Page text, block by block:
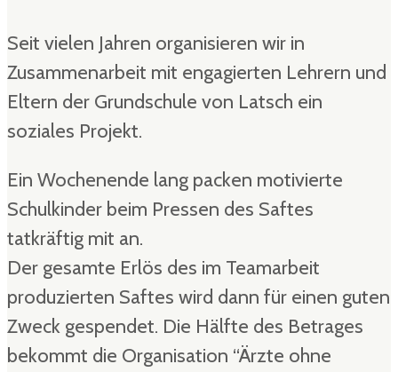
Seit vielen Jahren organisieren wir in
Zusammenarbeit mit engagierten Lehrern und
Eltern der Grundschule von Latsch ein
soziales Projekt.
Ein Wochenende lang packen motivierte
Schulkinder beim Pressen des Saftes
tatkräftig mit an.
Der gesamte Erlös des im Teamarbeit
produzierten Saftes wird dann für einen guten
Zweck gespendet. Die Hälfte des Betrages
bekommt die Organisation “Ärzte ohne